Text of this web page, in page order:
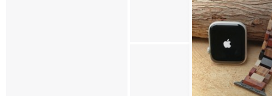
配上特别的小饰物就是让整个人感觉也不一样~这款超特别！